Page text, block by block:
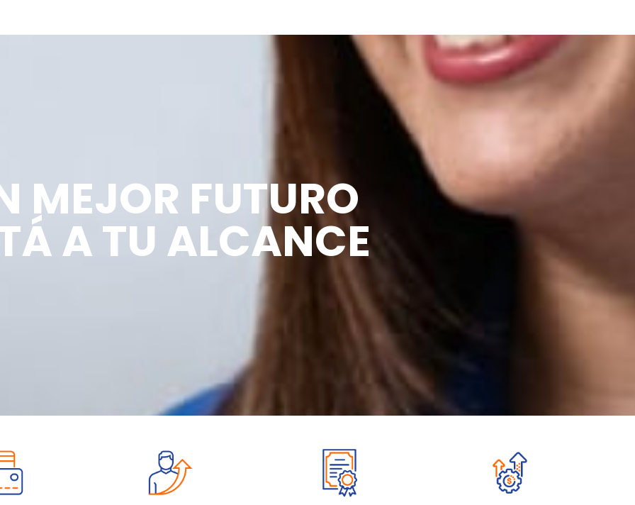
MEJOR FUTURO
A TU ALCANCE